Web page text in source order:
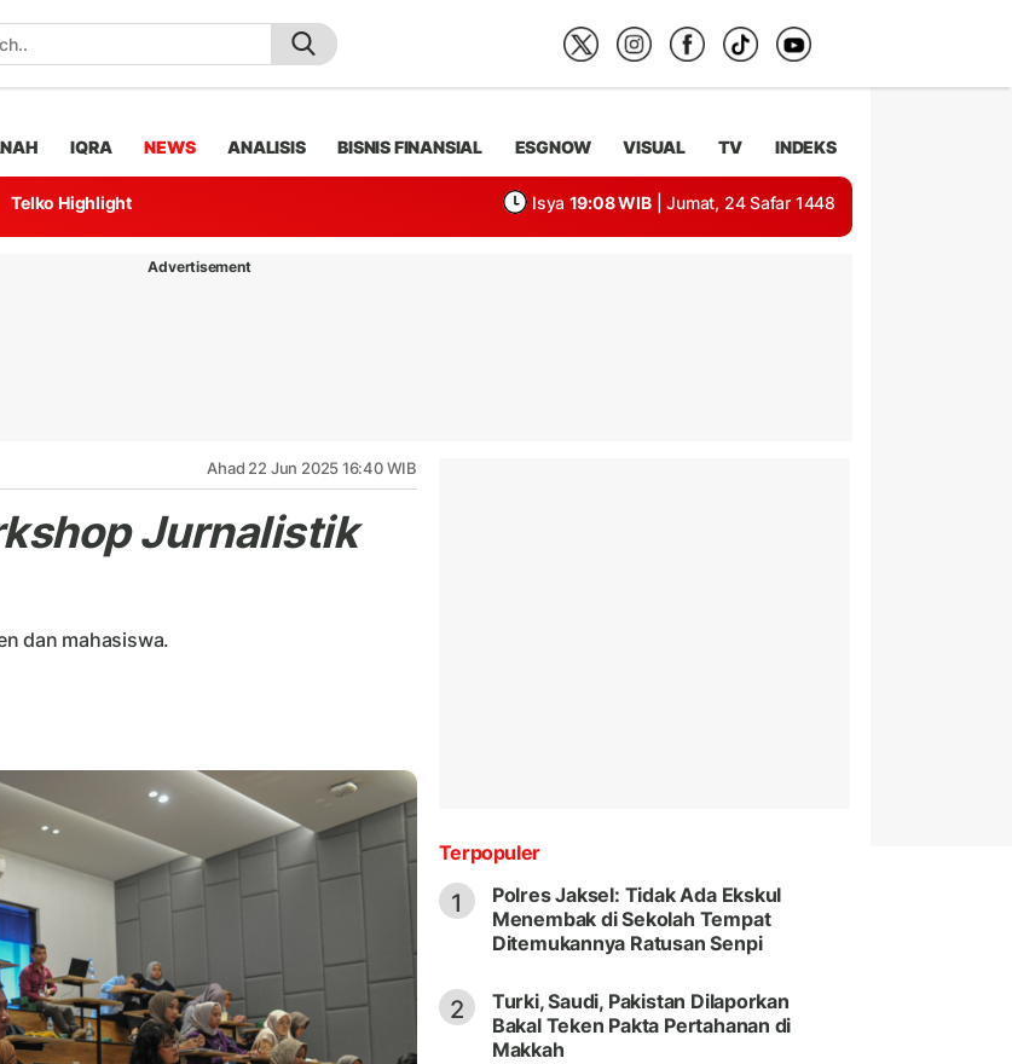
IQRA NEWS ANALISIS BISNIS FINANSIAL ESGNOW VISUAL TV INDEKS
Telko Highlight Isya 19:08 WIB | Jumat, 24 Safar 1448
Advertisement
Ahad 22 Jun 2025 16:40 WIB
Jurnalistik
dan mahasiswa.
Terpopuler
1
Polres Jaksel: Tidak Ada Ekskul
Menembak di Sekolah Tempat
Ditemukannya Ratusan Senpi
2
Turki, Saudi, Pakistan Dilaporkan
Bakal Teken Pakta Pertahanan di
Makkah